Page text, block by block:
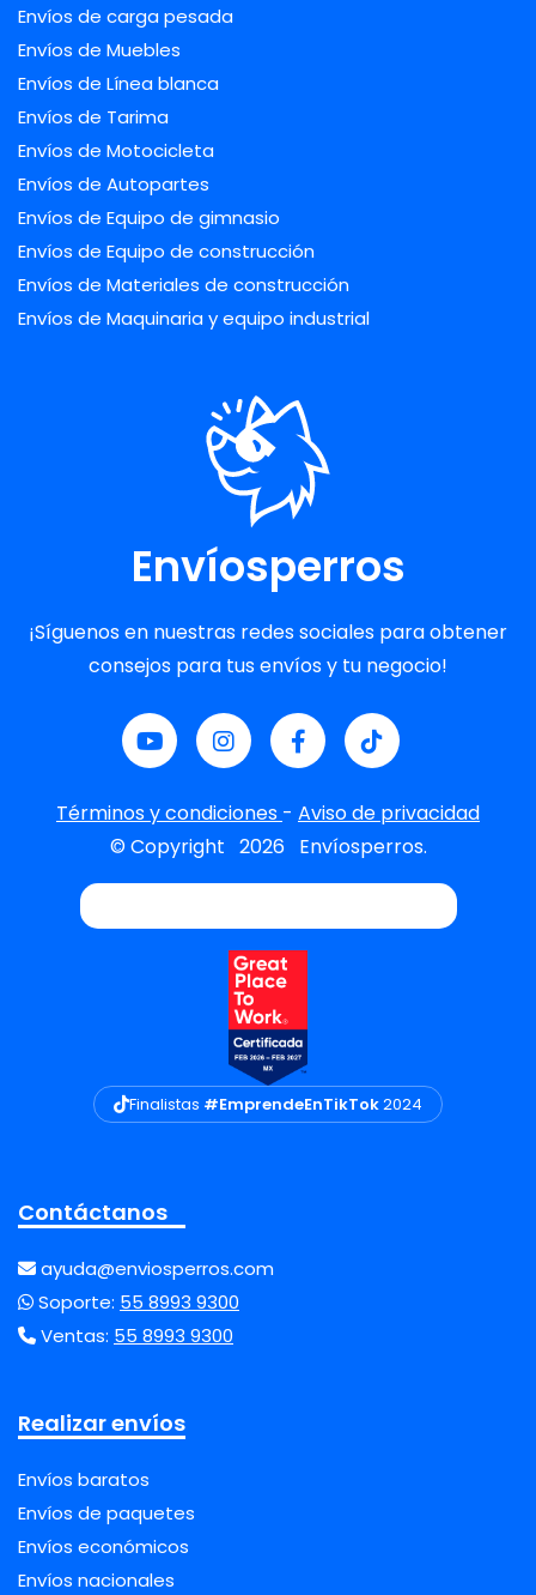
Envíos de carga pesada
Envíos de Muebles
Envíos de Línea blanca
Envíos de Tarima
Envíos de Motocicleta
Envíos de Autopartes
Envíos de Equipo de gimnasio
Envíos de Equipo de construcción
Envíos de Materiales de construcción
Envíos de Maquinaria y equipo industrial
Envíosperros
¡Síguenos en nuestras redes sociales para obtener
consejos para tus envíos y tu negocio!
Términos y condiciones - Aviso de privacidad
© Copyright 2026 Envíosperros.
Finalistas #EmprendeEnTikTok2024
Contáctanos
ayuda@enviosperros.com
Soporte: 55 8993 9300
Ventas: 55 8993 9300
Realizar envíos
Envíos baratos
Envíos de paquetes
Envíos económicos
Envíos nacionales